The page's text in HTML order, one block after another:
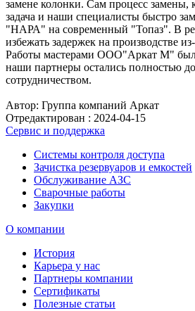
замене колонки. Сам процесс замены,
задача и наши специалисты быстро
"НАРА" на современный "Топаз". В
избежать задержек на производстве
Работы мастерами ООО"Аркат М"
наши партнеры остались полностью
сотрудничеством.
Автор: Группа компаний Аркат
Отредактирован : 2024-04-15
Сервис и поддержка
Системы контроля доступа
Зачистка резервуаров и емкостей
Обслуживание АЗС
Сварочные работы
Закупки
О компании
История
Карьера у нас
Партнеры компании
Сертификаты
Полезные статьи